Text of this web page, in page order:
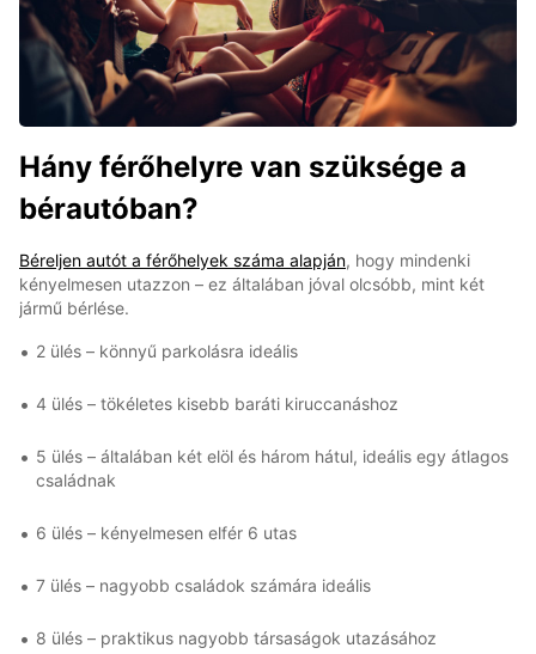
Hány férőhelyre van szüksége a
bérautóban?
Béreljen autót a férőhelyek száma alapján, hogy mindenki
kényelmesen utazzon – ez általában jóval olcsóbb, mint két
jármű bérlése.
2 ülés – könnyű parkolásra ideális
4 ülés – tökéletes kisebb baráti kiruccanáshoz
5 ülés – általában két elöl és három hátul, ideális egy átlagos
családnak
6 ülés – kényelmesen elfér 6 utas
7 ülés – nagyobb családok számára ideális
8 ülés – praktikus nagyobb társaságok utazásához